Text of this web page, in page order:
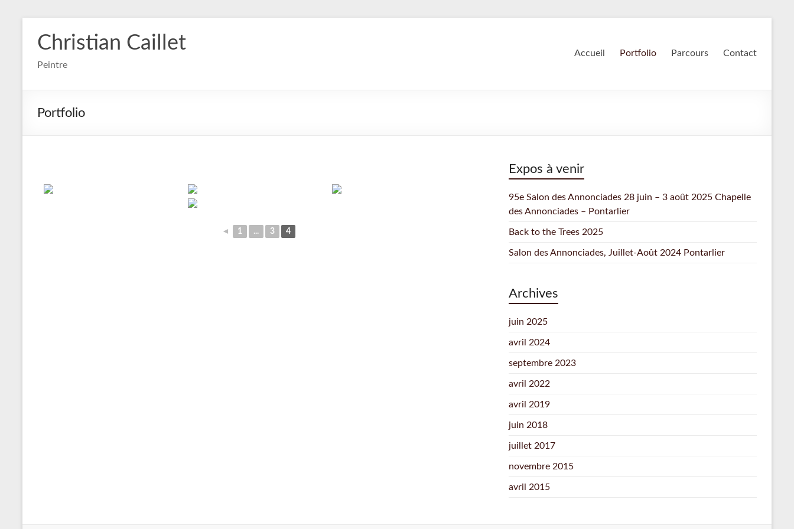
contenuChristian Caillet
Peintre
Accueil Portfolio Parcours Contact
Portfolio
◄ 1 ... 3 4
Expos à venir
95e Salon des Annonciades 28 juin – 3 août 2025 Chapelle
des Annonciades – Pontarlier
Back to the Trees 2025
Salon des Annonciades, Juillet-Août 2024 Pontarlier
Archives
juin 2025
avril 2024
septembre 2023
avril 2022
avril 2019
juin 2018
juillet 2017
novembre 2015
avril 2015